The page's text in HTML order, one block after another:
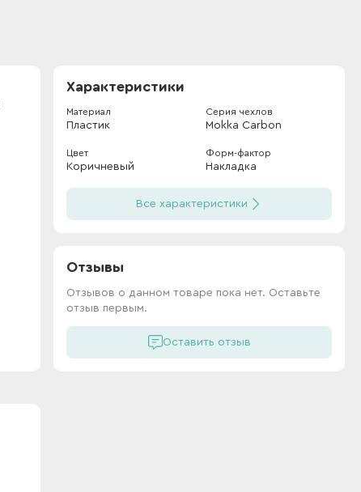
Характеристики
Материал
Пластик
Серия чехлов
Mokka Carbon
Цвет
Коричневый
Форм-фактор
Накладка
Все характеристики
Отзывы
Отзывов о данном товаре пока нет. Оставьте
отзыв первым.
Оставить отзыв